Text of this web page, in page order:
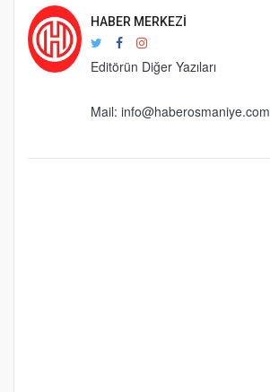
HABER MERKEZI
Editörün Diğer Yazıları
Mail: info@haberosmaniye.com